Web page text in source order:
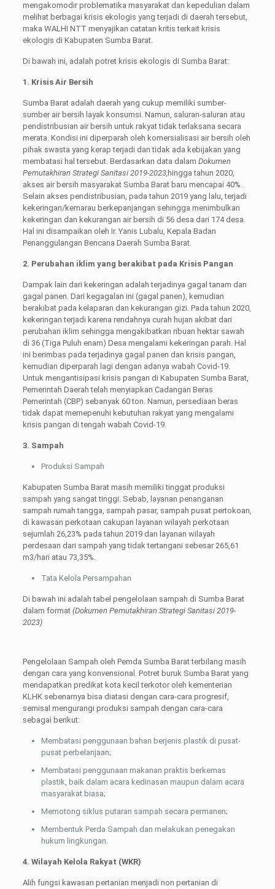
mengakomodir problematika masyarakat dan kepedulian dalam
melihat berbagai krisis ekologis yang terjadi di daerah tersebut,
maka WALHI NTT menyajikan catatan kritis terkait krisis
ekologis di Kabupaten Sumba Barat.
Di bawah ini, adalah potret krisis ekologis di Sumba Barat:
1. Krisis Air Bersih
Sumba Barat adalah daerah yang cukup memiliki sumber-
sumber air bersih layak konsumsi. Namun, saluran-saluran atau
pendistribusian air bersih untuk rakyat tidak terlaksana secara
merata. Kondisi ini diperparah oleh komersialisasi air bersih oleh
pihak swasta yang kerap terjadi dan tidak ada kebijakan yang
membatasi hal tersebut. Berdasarkan data dalam Dokumen
Pemutakhiran Strategi Sanitasi 2019-2023,hingga tahun 2020,
akses air bersih masyarakat Sumba Barat baru mencapai 40%.
Selain akses pendistribusian, pada tahun 2019 yang lalu, terjadi
kekeringan/kemarau berkepanjangan sehingga menimbulkan
kekeringan dan kekurangan air bersih di 56 desa dari 174 desa.
Hal ini disampaikan oleh Ir. Yanis Lubalu, Kepala Badan
Penanggulangan Bencana Daerah Sumba Barat.
2. Perubahan iklim yang berakibat pada Krisis Pangan
Dampak lain dari kekeringan adalah terjadinya gagal tanam dan
gagal panen. Dari kegagalan ini (gagal panen), kemudian
berakibat pada kelaparan dan kekurangan gizi. Pada tahun 2020,
kekeringan terjadi karena rendahnya curah hujan akibat dari
perubahan iklim sehingga mengakibatkan ribuan hektar sawah
di 36 (Tiga Puluh enam) Desa mengalami kekeringan parah. Hal
ini berimbas pada terjadinya gagal panen dan krisis pangan,
kemudian diperparah lagi dengan adanya wabah Covid-19.
Untuk mengantisipasi krisis pangan di Kabupaten Sumba Barat,
Pemerintah Daerah telah menyiapkan Cadangan Beras
Pemerintah (CBP) sebanyak 60 ton. Namun, persediaan beras
tidak dapat memepenuhi kebutuhan rakyat yang mengalami
krisis pangan di tengah wabah Covid-19.
3. Sampah
Produksi Sampah
Kabupaten Sumba Barat masih memiliki tinggat produksi
sampah yang sangat tinggi. Sebab, layanan penanganan
sampah rumah tangga, sampah pasar, sampah pusat pertokoan,
di kawasan perkotaan cakupan layanan wilayah perkotaan
sejumlah 26,23% pada tahun 2019 dan layanan wilayah
perdesaan dari sampah yang tidak tertangani sebesar 265,61
m3/hari atau 73,35%.
Tata Kelola Persampahan
Di bawah ini adalah tabel pengelolaan sampah di Sumba Barat
dalam format (Dokumen Pemutakhiran Strategi Sanitasi 2019-
2023)
Pengelolaan Sampah oleh Pemda Sumba Barat terbilang masih
dengan cara yang konvensional. Potret buruk Sumba Barat yang
mendapatkan predikat kota kecil terkotor oleh kementerian
KLHK sebenarnya bisa diatasi dengan cara-cara progresif,
semisal mengurangi produksi sampah dengan cara-cara
sebagai berikut:
Membatasi penggunaan bahan berjenis plastik di pusat-
pusat perbelanjaan;
Membatasi penggunaan makanan praktis berkemas
plastik, baik dalam acara kedinasan maupun dalam acara
masyarakat biasa;
Memotong siklus putaran sampah secara permanen;
Membentuk Perda Sampah dan melakukan penegakan
hukum lingkungan.
4. Wilayah Kelola Rakyat (WKR)
Alih fungsi kawasan pertanian menjadi non pertanian di